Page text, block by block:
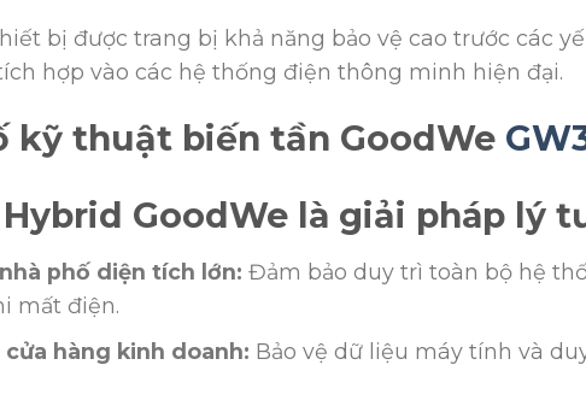
bị được trang bị khả năng bảo vệ cao trước các
hợp vào các hệ thống điện thông minh hiện đại.
kỹ thuật biến tần GoodWe
GoodWe là giải pháp lý
phố diện tích lớn: Đảm bảo duy trì toàn bộ hệ
mất điện.
hàng kinh doanh: Bảo vệ dữ liệu máy tính và